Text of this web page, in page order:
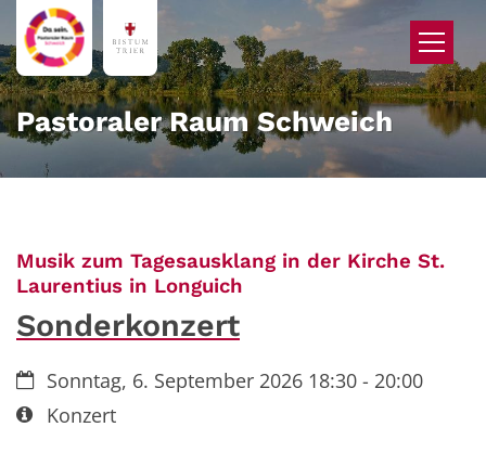
Zum Inhalt springen
Pastoraler Raum Schweich
Musik zum Tagesausklang in der Kirche St.
Laurentius in Longuich
Sonderkonzert
Datum:Sonntag, 6. September 2026 18:30 - 20:00
Art bzw. Nummer:
Konzert